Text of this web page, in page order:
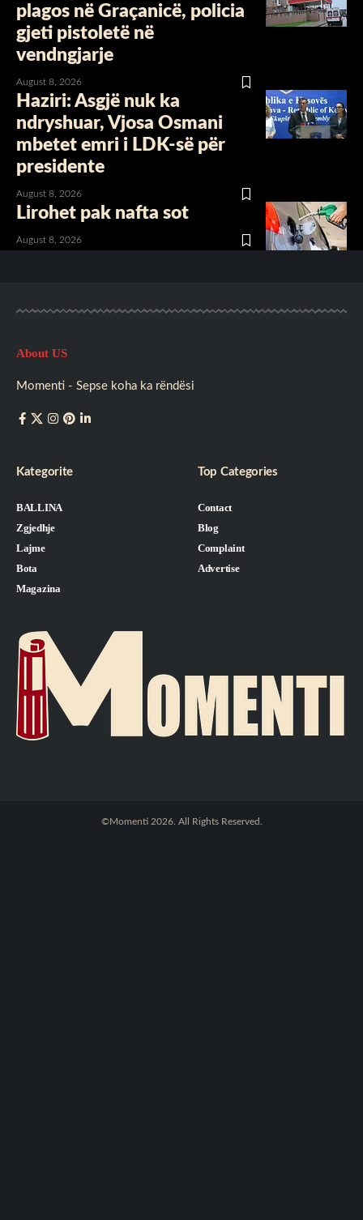
plagos në Graçanicë, policia
gjeti pistoletë në
vendngjarje
August 8, 2026
Haziri: Asgjë nuk ka
ndryshuar, Vjosa Osmani
mbetet emri i LDK-së për
presidente
August 8, 2026
Lirohet pak nafta sot
August 8, 2026
About US
Momenti - Sepse koha ka rëndësi
Kategorite
BALLINA
Zgjedhje
Lajme
Bota
Magazina
Top Categories
Contact
Blog
Complaint
Advertise
©Momenti 2026. All Rights Reserved.